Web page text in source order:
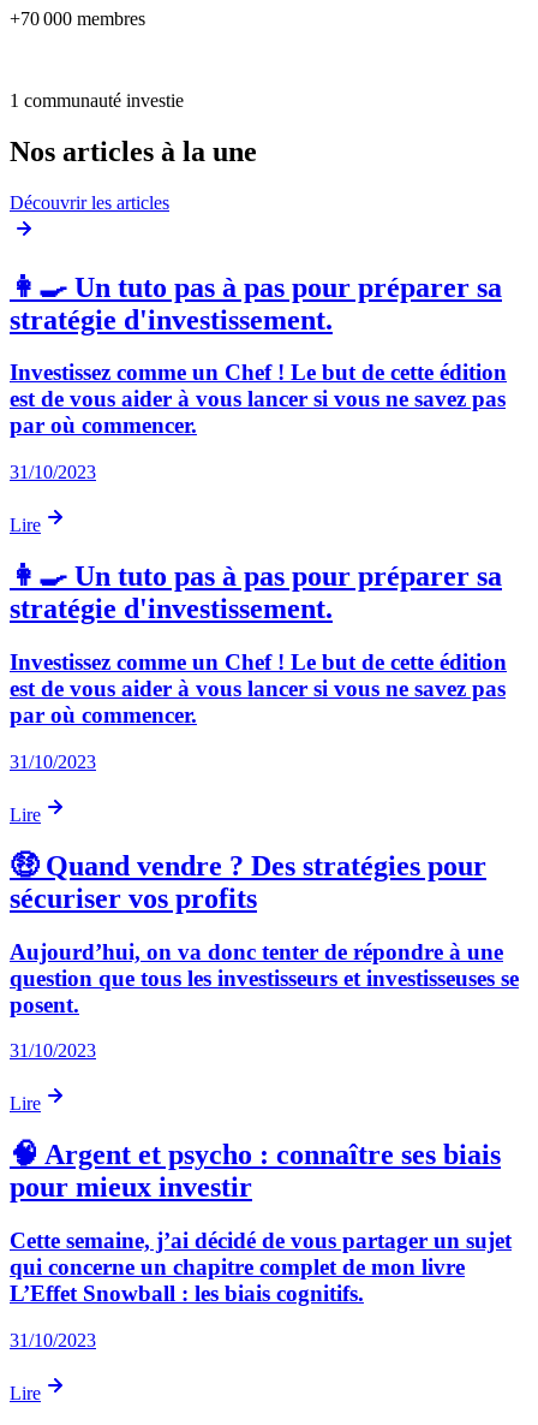
+70 000 membres
1 communauté investie
Nos articles à la une
Découvrir les articles
👩‍🍳 Un tuto pas à pas pour préparer sa
stratégie d'investissement.
Investissez comme un Chef ! Le but de cette édition
est de vous aider à vous lancer si vous ne savez pas
par où commencer.
31/10/2023
Lire
👩‍🍳 Un tuto pas à pas pour préparer sa
stratégie d'investissement.
Investissez comme un Chef ! Le but de cette édition
est de vous aider à vous lancer si vous ne savez pas
par où commencer.
31/10/2023
Lire
🤑 Quand vendre ? Des stratégies pour
sécuriser vos profits
Aujourd’hui, on va donc tenter de répondre à une
question que tous les investisseurs et investisseuses se
posent.
31/10/2023
Lire
🧠 Argent et psycho : connaître ses biais
pour mieux investir
Cette semaine, j’ai décidé de vous partager un sujet
qui concerne un chapitre complet de mon livre
L’Effet Snowball : les biais cognitifs.
31/10/2023
Lire